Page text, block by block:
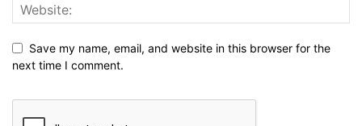
Save my name, email, and website in this browser for the
next time I comment.